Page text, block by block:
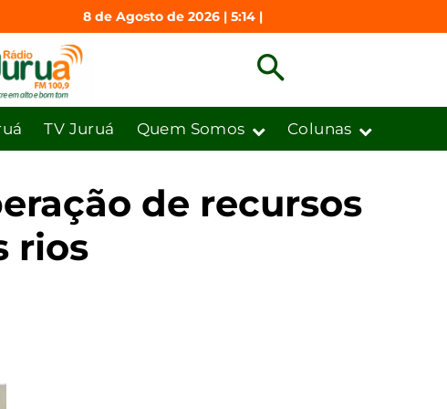
8 de Agosto de 2026 | 5:14 |
TV Juruá Quem Somos Colunas
de recursos
rios